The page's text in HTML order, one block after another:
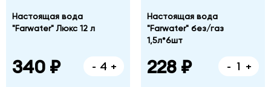
Настоящая вода
"Farwater" Люкс 12 л
340 ₽ - +
Настоящая вода
"Farwater" без/газ
1,5л*6шт
228 ₽ - +